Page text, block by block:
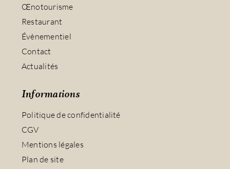
Œnotourisme
Restaurant
Évènementiel
Contact
Actualités
Informations
Politique de confidentialité
CGV
Mentions légales
Plan de site